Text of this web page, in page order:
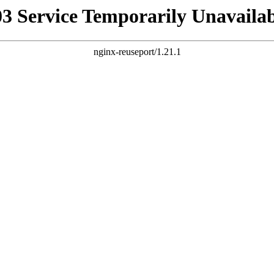
Service Temporarily
nginx-reuseport/1.21.1